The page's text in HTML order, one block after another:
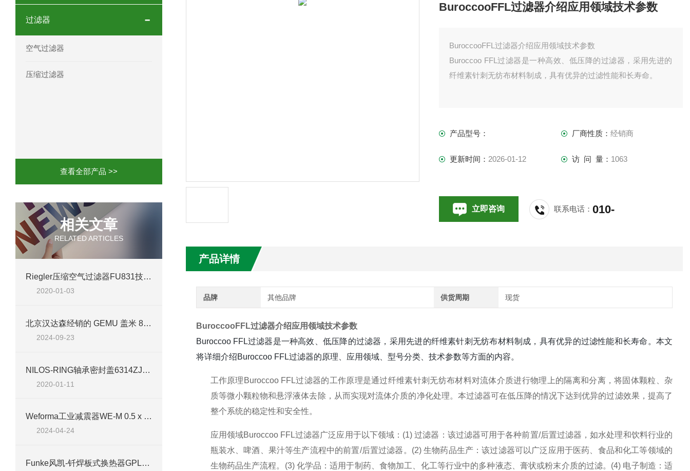
OEMER电机QLS 180M环保农业领域应用
mini motor电机MC230P3T 20- B参数特点介绍
AC-motoren交流电机FCA 132S-4/PHE参数介绍
AC-motoren交流电机ACM 160M-4参数介绍
AC-MOTOREN电机FCPA 71B-2参数介绍
过滤器
空气过滤器
压缩过滤器
查看全部产品 >>
相关文章
RELATED ARTICLES
Riegler压缩空气过滤器FU831技术资料
2020-01-03
北京汉达森经销的 GEMU 盖米 857R20D 浮子流量计技术介绍
2024-09-23
NILOS-RING轴承密封盖6314ZJV产品技术参数
2020-01-11
Weforma工业减震器WE-M 0.5 x 19的具体参数、特点及应用行业
2024-04-24
Funke风凯-钎焊板式换热器GPLB系列技术资料
BuroccooFFL过滤器介绍应用领域技术参数
BuroccooFFL过滤器介绍应用领域技术参数
Buroccoo FFL过滤器是一种高效、低压降的过滤器，采用先进的
纤维素针刺无纺布材料制成，具有优异的过滤性能和长寿命。
产品型号： 厂商性质： 经销商
更新时间： 2026-01-12 访 问 量： 1063
立即咨询 联系电话：010-
产品详情
品牌 其他品牌 供货周期 现货
BuroccooFFL过滤器介绍应用领域技术参数
Buroccoo FFL过滤器是一种高效、低压降的过滤器，采用先进的纤维素针刺无纺布材料制成，具有优异的过滤性能和长寿命。本文
将详细介绍Buroccoo FFL过滤器的原理、应用领域、型号分类、技术参数等方面的内容。
工作原理Buroccoo FFL过滤器的工作原理是通过纤维素针刺无纺布材料对流体介质进行物理上的隔离和分离，将固体颗粒、杂
质等微小颗粒物和悬浮液体去除，从而实现对流体介质的净化处理。本过滤器可在低压降的情况下达到优异的过滤效果，提高了
整个系统的稳定性和安全性。
应用领域Buroccoo FFL过滤器广泛应用于以下领域：(1) 过滤器：该过滤器可用于各种前置/后置过滤器，如水处理和饮料行业的
瓶装水、啤酒、果汁等生产流程中的前置/后置过滤器。(2) 生物药品生产：该过滤器可以广泛应用于医药、食品和化工等领域的
生物药品生产流程。(3) 化学品：适用于制药、食物加工、化工等行业中的多种液态、膏状或粉末介质的过滤。(4) 电子制造：适